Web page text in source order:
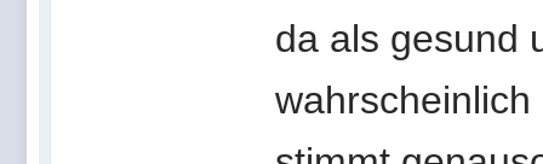
da als gesund